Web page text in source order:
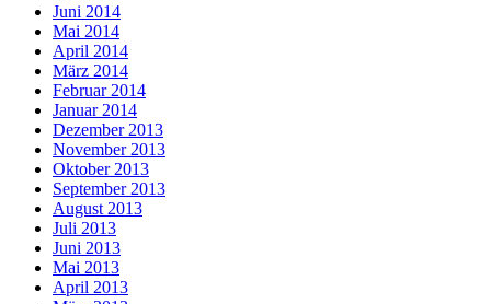
Juni 2014
Mai 2014
April 2014
März 2014
Februar 2014
Januar 2014
Dezember 2013
November 2013
Oktober 2013
September 2013
August 2013
Juli 2013
Juni 2013
Mai 2013
April 2013